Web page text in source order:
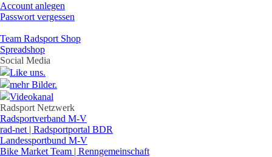
Account anlegen
Passwort vergessen
Team Radsport Shop
Spreadshop
Social Media
Like uns.
mehr Bilder.
Videokanal
Radsport Netzwerk
Radsportverband M-V
rad-net | Radsportportal BDR
Landessportbund M-V
Bike Market Team | Renngemeinschaft